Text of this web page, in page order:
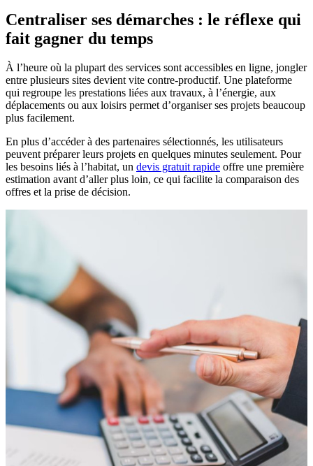
Centraliser ses démarches : le réflexe qui
fait gagner du temps
À l’heure où la plupart des services sont accessibles en ligne, jongler
entre plusieurs sites devient vite contre-productif. Une plateforme
qui regroupe les prestations liées aux travaux, à l’énergie, aux
déplacements ou aux loisirs permet d’organiser ses projets beaucoup
plus facilement.
En plus d’accéder à des partenaires sélectionnés, les utilisateurs
peuvent préparer leurs projets en quelques minutes seulement. Pour
les besoins liés à l’habitat, un devis gratuit rapide offre une première
estimation avant d’aller plus loin, ce qui facilite la comparaison des
offres et la prise de décision.